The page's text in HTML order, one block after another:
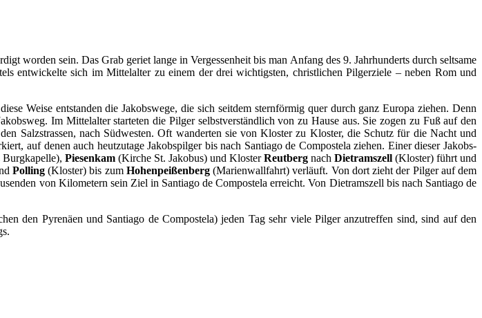
worden sein. Das Grab geriet lange in Vergessenheit bis man Anfang des 9. Jahrhunderts durch seltsame
entwickelte sich im Mittelalter zu einem der drei wichtigsten, christlichen Pilgerziele – neben Rom und
Weise entstanden die Jakobswege, die sich seitdem sternförmig quer durch ganz Europa ziehen. Denn
Im Mittelalter starteten die Pilger selbst­verständlich von zu Hause aus. Sie zogen zu Fuß auf den
Salzstrassen, nach Südwesten. Oft wanderten sie von Kloster zu Kloster, die Schutz für die Nacht und
auf denen auch heutzutage Jakobspilger bis nach Santiago de Compostela ziehen. Einer dieser Jakobs­
Burgkapelle), Piesenkam (Kirche St. Jakobus) und KlosterReutberg nach Dietrams­zell (Kloster) führt und
Polling(Kloster) bis zum Hohenpeißenberg(Marienwallfahrt) verläuft. Von dort zieht der Pilger auf dem
von Kilometern sein Ziel in Santiago de Compostela erreicht. Von Dietramszell bis nach Santiago de
den Pyrenäen und Santiago de Compostela) jeden Tag sehr viele Pilger anzutreffen sind, sind auf den